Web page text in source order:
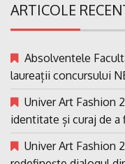
ARTICOLE
Absolventele
laureații concursului
Univer Art Fashion
identitate și curaj de a
Univer Art Fashion